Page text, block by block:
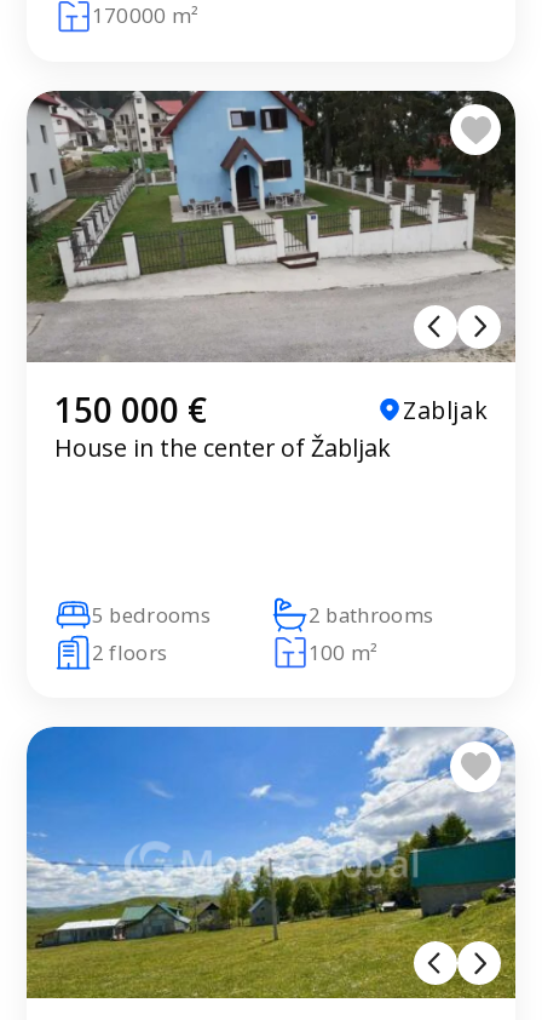
170000 m²
150 000 €
Zabljak
House in the center of Žabljak
5 bedrooms
2 bathrooms
2 floors
100 m²